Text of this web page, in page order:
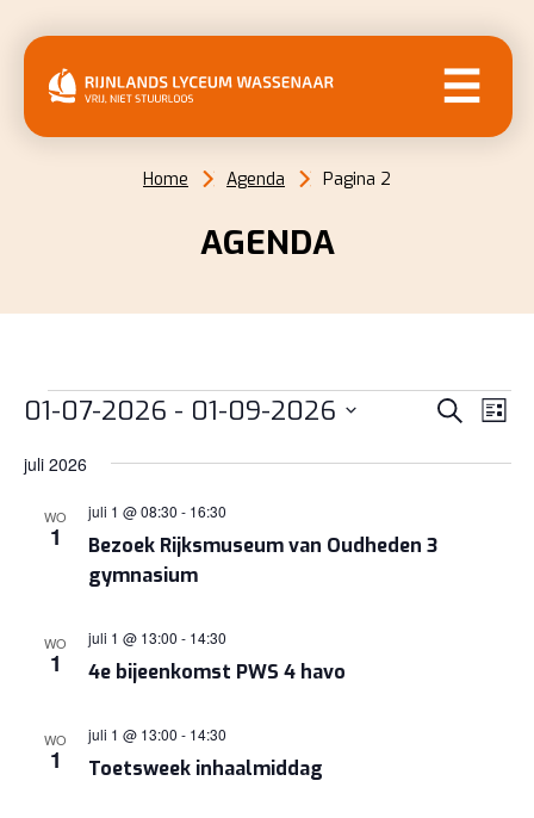
Home Agenda Pagina 2
AGENDA
EVENEMENTEN Zoeken
Lijst
01-07-2026 - 01-09-2026
een
datum.
juli 2026
WO
1
Bezoek Rijksmuseum van Oudheden 3
gymnasium
juli 1 @ 08:30 - 16:30
WO
1 4e bijeenkomst PWS 4 havo
juli 1 @ 13:00 - 14:30
WO
1 Toetsweek inhaalmiddag
juli 1 @ 13:00 - 14:30